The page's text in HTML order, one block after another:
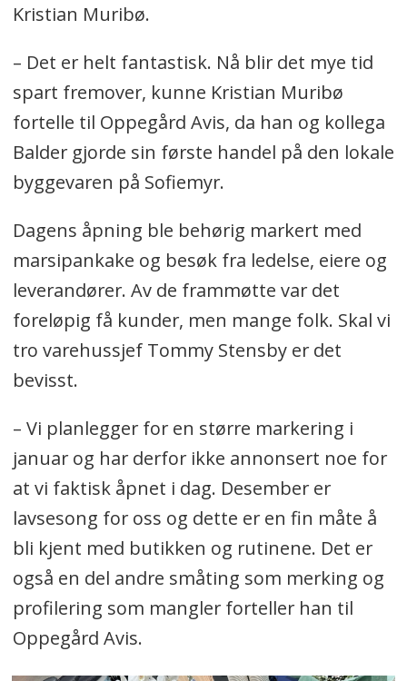
Kristian Muribø.
– Det er helt fantastisk. Nå blir det mye tid
spart fremover, kunne Kristian Muribø
fortelle til Oppegård Avis, da han og kollega
Balder gjorde sin første handel på den lokale
byggevaren på Sofiemyr.
Dagens åpning ble behørig markert med
marsipankake og besøk fra ledelse, eiere og
leverandører. Av de frammøtte var det
foreløpig få kunder, men mange folk. Skal vi
tro varehussjef Tommy Stensby er det
bevisst.
– Vi planlegger for en større markering i
januar og har derfor ikke annonsert noe for
at vi faktisk åpnet i dag. Desember er
lavsesong for oss og dette er en fin måte å
bli kjent med butikken og rutinene. Det er
også en del andre småting som merking og
profilering som mangler forteller han til
Oppegård Avis.